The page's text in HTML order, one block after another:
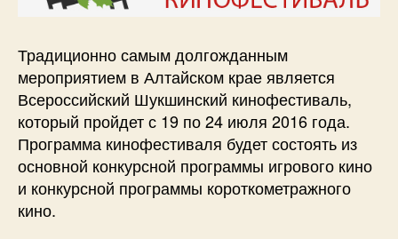
Традиционно самым долгожданным
мероприятием в Алтайском крае является
Всероссийский Шукшинский кинофестиваль,
который пройдет с 19 по 24 июля 2016 года.
Программа кинофестиваля будет состоять из
основной конкурсной программы игрового кино
и конкурсной программы короткометражного
кино.